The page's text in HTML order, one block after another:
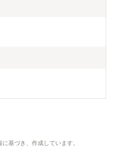
基づき、作成しています。